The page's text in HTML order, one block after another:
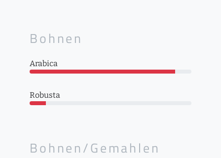
Bohnen
Arabica
Robusta
Bohnen/Gemahlen